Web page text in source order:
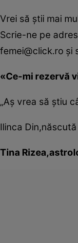
Vrei să ştii mai
Scrie-ne pe
femei@click.ro şi
«Ce-mi rezervă
„Aş vrea să ştiu
Ilinca
Tina